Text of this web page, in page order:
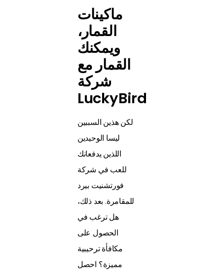
ماكينات
القمار،
ويمكنك
القمار مع
شركة
LuckyBird
لكن هذين السببين
ليسا الوحيدين
اللذين يدفعانك
للعب في شركة
فورتشنيت بيرد
للمقامرة. بعد ذلك،
هل ترغب في
الحصول على
مكافأة ترحيبية
مميزة؟ احصل